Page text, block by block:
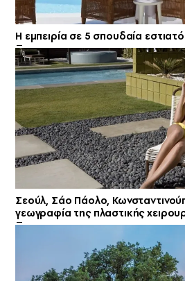
Η εμπειρία σε 5 σπουδαία
Σεούλ, Σάο Πάολο,
γεωγραφία της πλαστικής